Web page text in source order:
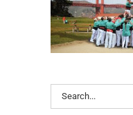
Search
for: